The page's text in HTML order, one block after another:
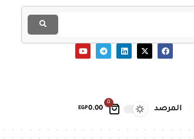
0
EGP0.00 المرصد